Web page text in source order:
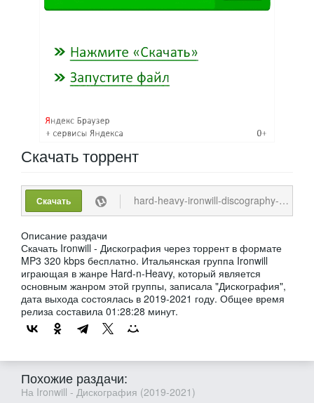
Скачатьторрент
Скачать hard-heavy-ironwill-discography-diskografija-2019-2021-2-cd-2019-the-jonathans-journey-2021-breakout-mp3-320-kbps.torrent
Описание раздачи
Скачать Ironwill - Дискография через торрент в формате
MP3 320 kbps бесплатно. Итальянская группа Ironwill
играющая в жанре Hard-n-Heavy, который является
основным жанром этой группы, записала "Дискография",
дата выхода состоялась в 2019-2021 году. Общее время
релиза составила 01:28:28 минут.
Похожие раздачи:
На Ironwill - Дискография (2019-2021)